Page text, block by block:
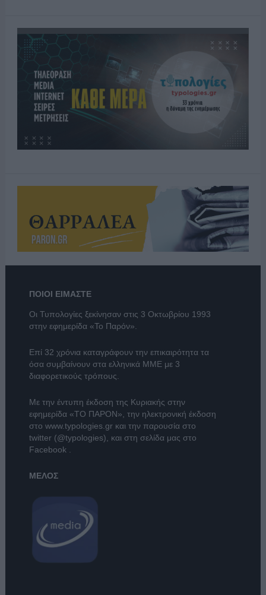
ΠΟΙΟΙ ΕΙΜΑΣΤΕ
Οι Τυπολογίες ξεκίνησαν στις 3 Οκτωβρίου 1993
στην εφημερίδα «Το Παρόν».
Επί 32 χρόνια καταγράφουν την επικαιρότητα τα
όσα συμβαίνουν στα ελληνικά ΜΜΕ με 3
διαφορετικούς τρόπους.
Με την έντυπη έκδοση της Κυριακής στην
εφημερίδα «ΤΟ ΠΑΡΟΝ», την ηλεκτρονική έκδοση
στο www.typologies.grκαι την παρουσία στο
twitter (@typologies), και στη σελίδα μας στο
Facebook .
ΜΕΛΟΣ